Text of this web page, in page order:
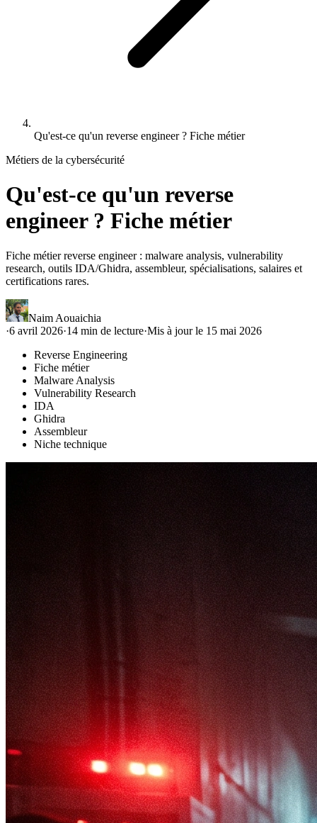
Qu'est-ce qu'un reverse engineer ? Fiche métier
Métiers de la cybersécurité
Qu'est-ce qu'un reverse
engineer ? Fiche métier
Fiche métier reverse engineer : malware analysis, vulnerability
research, outils IDA/Ghidra, assembleur, spécialisations, salaires et
certifications rares.
Naim Aouaichia
·6 avril 2026·14 min de lecture·Mis à jour le 15 mai 2026
Reverse Engineering
Fiche métier
Malware Analysis
Vulnerability Research
IDA
Ghidra
Assembleur
Niche technique